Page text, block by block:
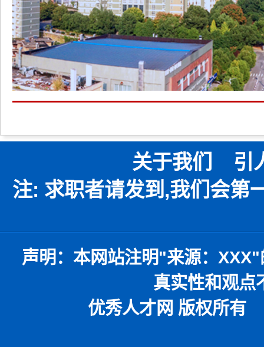
关于我们 引
注: 求职者请发到,我们会第
声明：本网站注明"来源： XXX"
真实性和观点
优秀人才网 版权所有 本网